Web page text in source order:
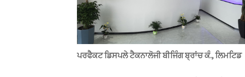
ਪਰਫੈਕਟ ਡਿਸਪਲੇ ਟੈਕਨਾਲੋਜੀ ਬੀਜਿੰਗ ਬ੍ਰਾਂਚ ਕੰ., ਲਿਮਟਿਡ